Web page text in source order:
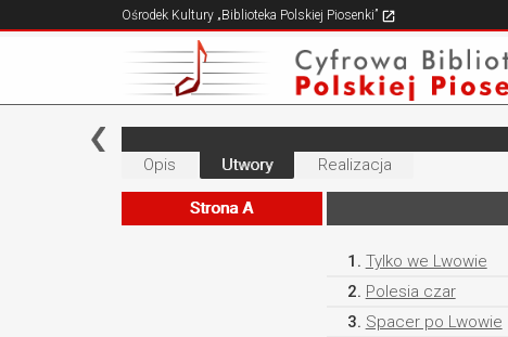
Ośrodek Kultury „Biblioteka Polskiej Piosenki”
Opis Utwory Realizacja
Strona A
1. Tylko we Lwowie
2. Polesia czar
3. Spacer po Lwowie